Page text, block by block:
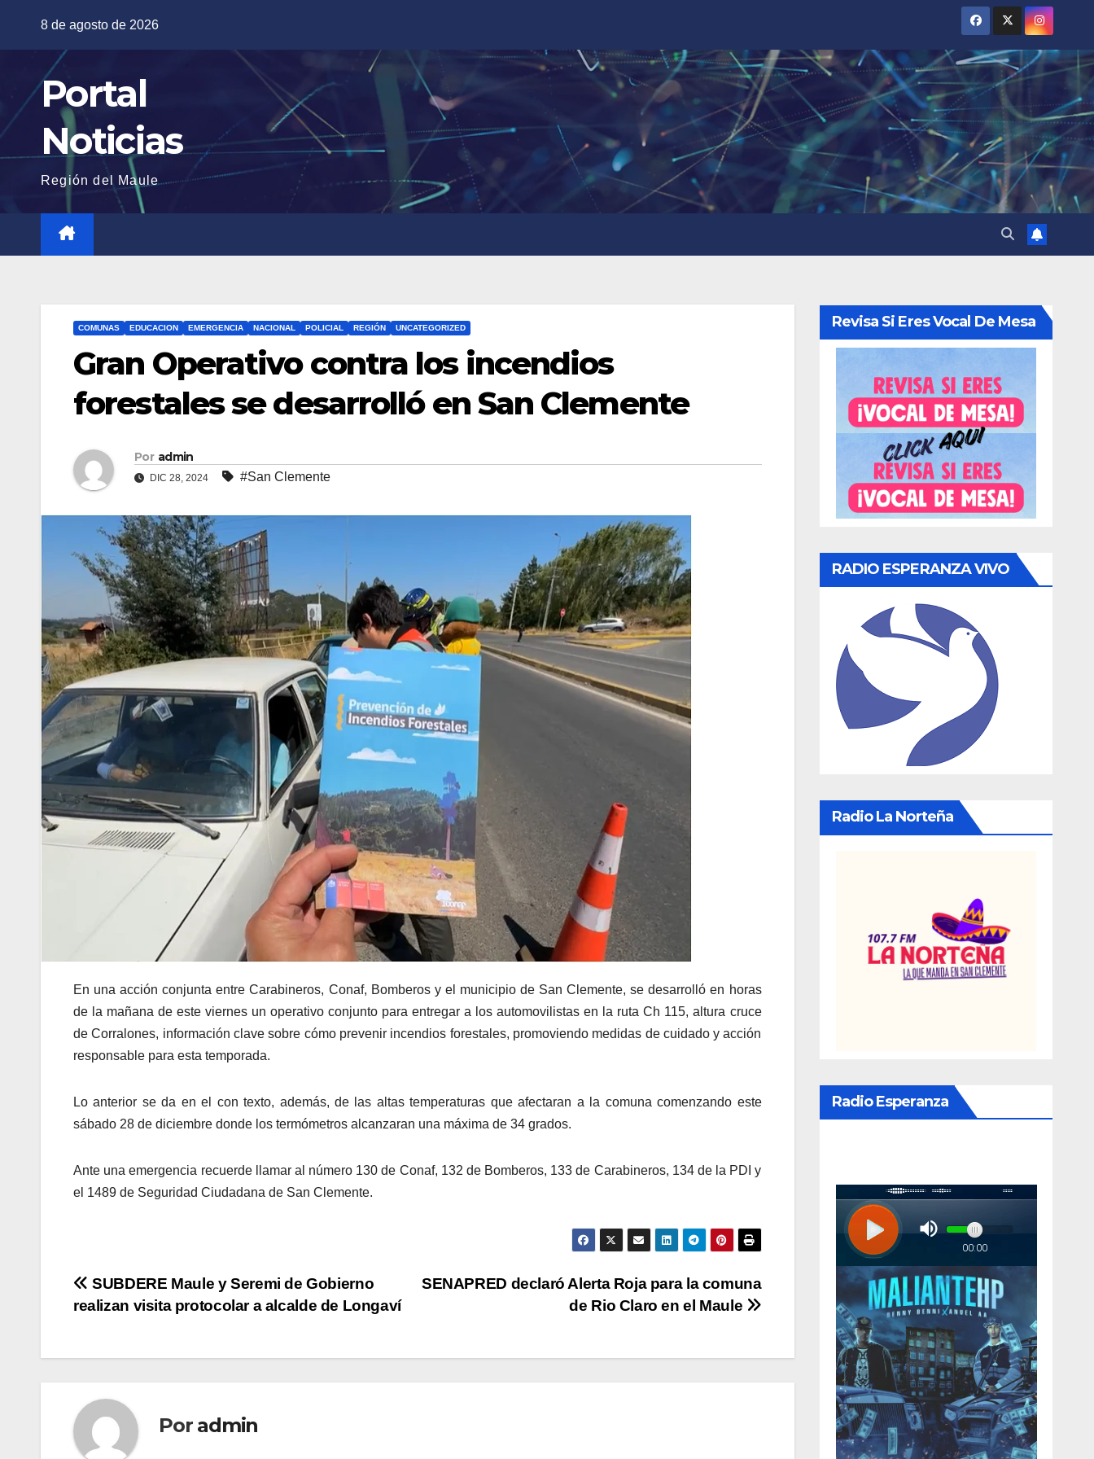
contenido
8 de agosto de 2026
Portal
Noticias
Región del Maule
COMUNAS EDUCACION EMERGENCIA NACIONAL POLICIAL REGIÓN UNCATEGORIZED
Gran Operativo contra los incendios
forestales se desarrolló en San Clemente
Por admin
DIC 28, 2024 #San Clemente
En una acción conjunta entre Carabineros, Conaf, Bomberos y el municipio de San Clemente, se desarrolló en horas
de la mañana de este viernes un operativo conjunto para entregar a los automovilistas en la ruta Ch 115, altura cruce
de Corralones, información clave sobre cómo prevenir incendios forestales, promoviendo medidas de cuidado y acción
responsable para esta temporada.
Lo anterior se da en el con texto, además, de las altas temperaturas que afectaran a la comuna comenzando este
sábado 28 de diciembre donde los termómetros alcanzaran una máxima de 34 grados.
Ante una emergencia recuerde llamar al número 130 de Conaf, 132 de Bomberos, 133 de Carabineros, 134 de la PDI y
el 1489 de Seguridad Ciudadana de San Clemente.
Navegación
entradas
SENAPRED declaró Alerta Roja para la comuna
de Rio Claro en el Maule
SUBDERE Maule y Seremi de Gobierno
realizan visita protocolar a alcalde de Longaví
Por admin
Revisa Si Eres Vocal De Mesa
RADIO ESPERANZA VIVO
Radio La Norteña
Radio Esperanza